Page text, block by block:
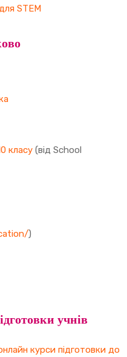
STEM
класу (від School
)
учнів
курси підготовки до